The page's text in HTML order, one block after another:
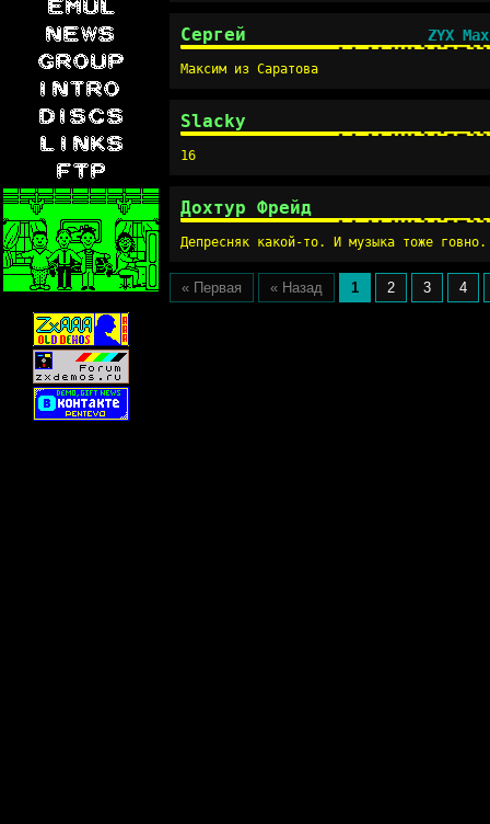
Сергей ZYX
Максим из Саратова
Slacky
16
Дохтур Фрейд
Депресняк какой-то. И музыка тоже говно.
« Первая « Назад 1 2 3 4